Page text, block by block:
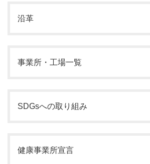
沿革
事業所・工場一覧
SDGsへの取り組み
健康事業所宣言